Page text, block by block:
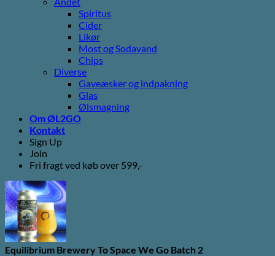
Spiritus
Cider
Likør
Most og Sodavand
Chips
Diverse
Gaveæsker og indpakning
Glas
Ølsmagning
Om ØL2GO
Kontakt
Sign Up
Join
Fri fragt ved køb over 599,-
Equilibrium Brewery To Space We Go Batch 2